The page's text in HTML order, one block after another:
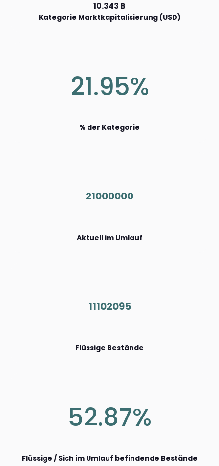
10.343 B
Kategorie Marktkapitalisierung (USD)
21.95%
% der Kategorie
21000000
Aktuell im Umlauf
11102095
Flüssige Bestände
52.87%
Flüssige / Sich im Umlauf befindende Bestände